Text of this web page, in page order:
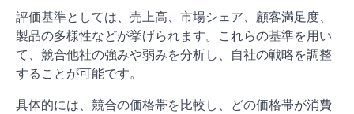
評価基準としては、売上高、市場シェア、顧客満足度、
製品の多様性などが挙げられます。これらの基準を用い
て、競合他社の強みや弱みを分析し、自社の戦略を調整
することが可能です。
具体的には、競合の価格帯を比較し、どの価格帯が消費